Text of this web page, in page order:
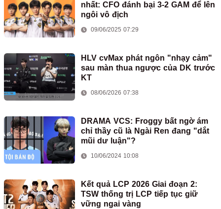
nhất: CFO đánh bại 3-2 GAM để lên
ngôi vô địch
09/06/2025 07:29
HLV cvMax phát ngôn "nhạy cảm"
sau màn thua ngược của DK trước
KT
08/06/2026 07:38
DRAMA VCS: Froggy bất ngờ ám
chỉ thầy cũ là Ngài Ren đang "dắt
mũi dư luận"?
10/06/2024 10:08
Kết quả LCP 2026 Giai đoạn 2:
TSW thống trị LCP tiếp tục giữ
vững ngai vàng